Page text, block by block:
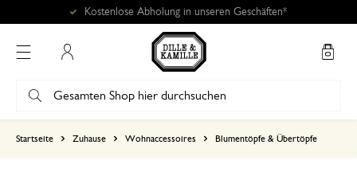
Kostenlose Abholung in unseren Geschäften*
Startseite Zuhause Wohnaccessoires Blumentöpfe & Übertöpfe